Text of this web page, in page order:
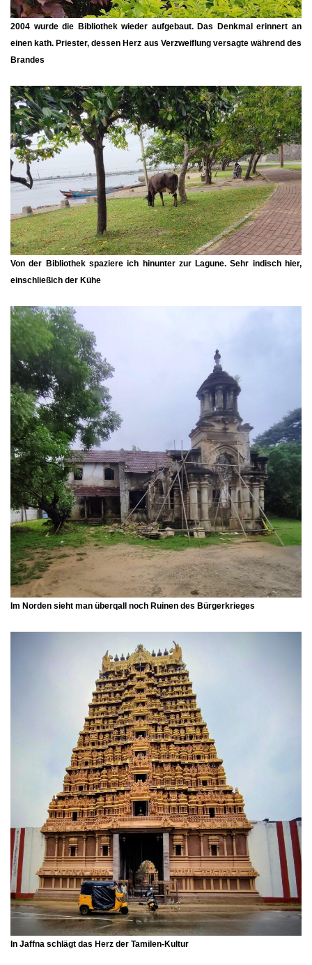
2004 wurde die Bibliothek wieder aufgebaut. Das Denkmal erinnert an
einen kath. Priester, dessen Herz aus Verzweiflung versagte während des
Brandes
Von der Bibliothek spaziere ich hinunter zur Lagune. Sehr indisch hier,
einschließich der Kühe
Im Norden sieht man überqall noch Ruinen des Bürgerkrieges
In Jaffna schlägt das Herz der Tamilen-Kultur